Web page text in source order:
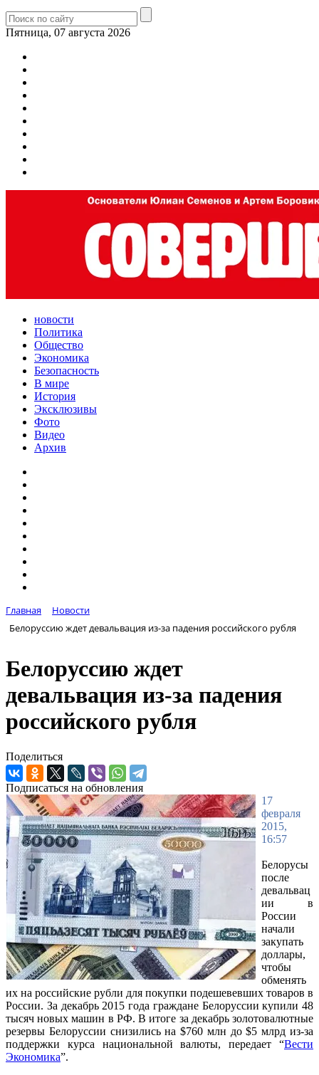
Пятница, 07 августа 2026
новости
Политика
Общество
Экономика
Безопасность
В мире
История
Эксклюзивы
Фото
Видео
Архив
Главная
Новости
Белоруссию ждет девальвация из-за падения российского рубля
Белоруссию ждет
девальвация из-за падения
российского рубля
Поделиться
Подписаться на обновления
17
февраля
2015,
16:57
Белорусы
после
девальвац
ии в
России
начали
закупать
доллары,
чтобы
обменять
их на российские рубли для покупки подешевевших товаров в
России. За декабрь 2015 года граждане Белоруссии купили 48
тысяч новых машин в РФ. В итоге за декабрь золотовалютные
резервы Белоруссии снизились на $760 млн до $5 млрд из-за
поддержки курса национальной валюты, передает “Вести
Экономика”.